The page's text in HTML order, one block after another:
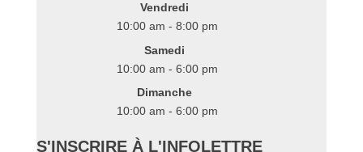
Vendredi
10:00 am - 8:00 pm
Samedi
10:00 am - 6:00 pm
Dimanche
10:00 am - 6:00 pm
S'INSCRIRE À L'INFOLETTRE